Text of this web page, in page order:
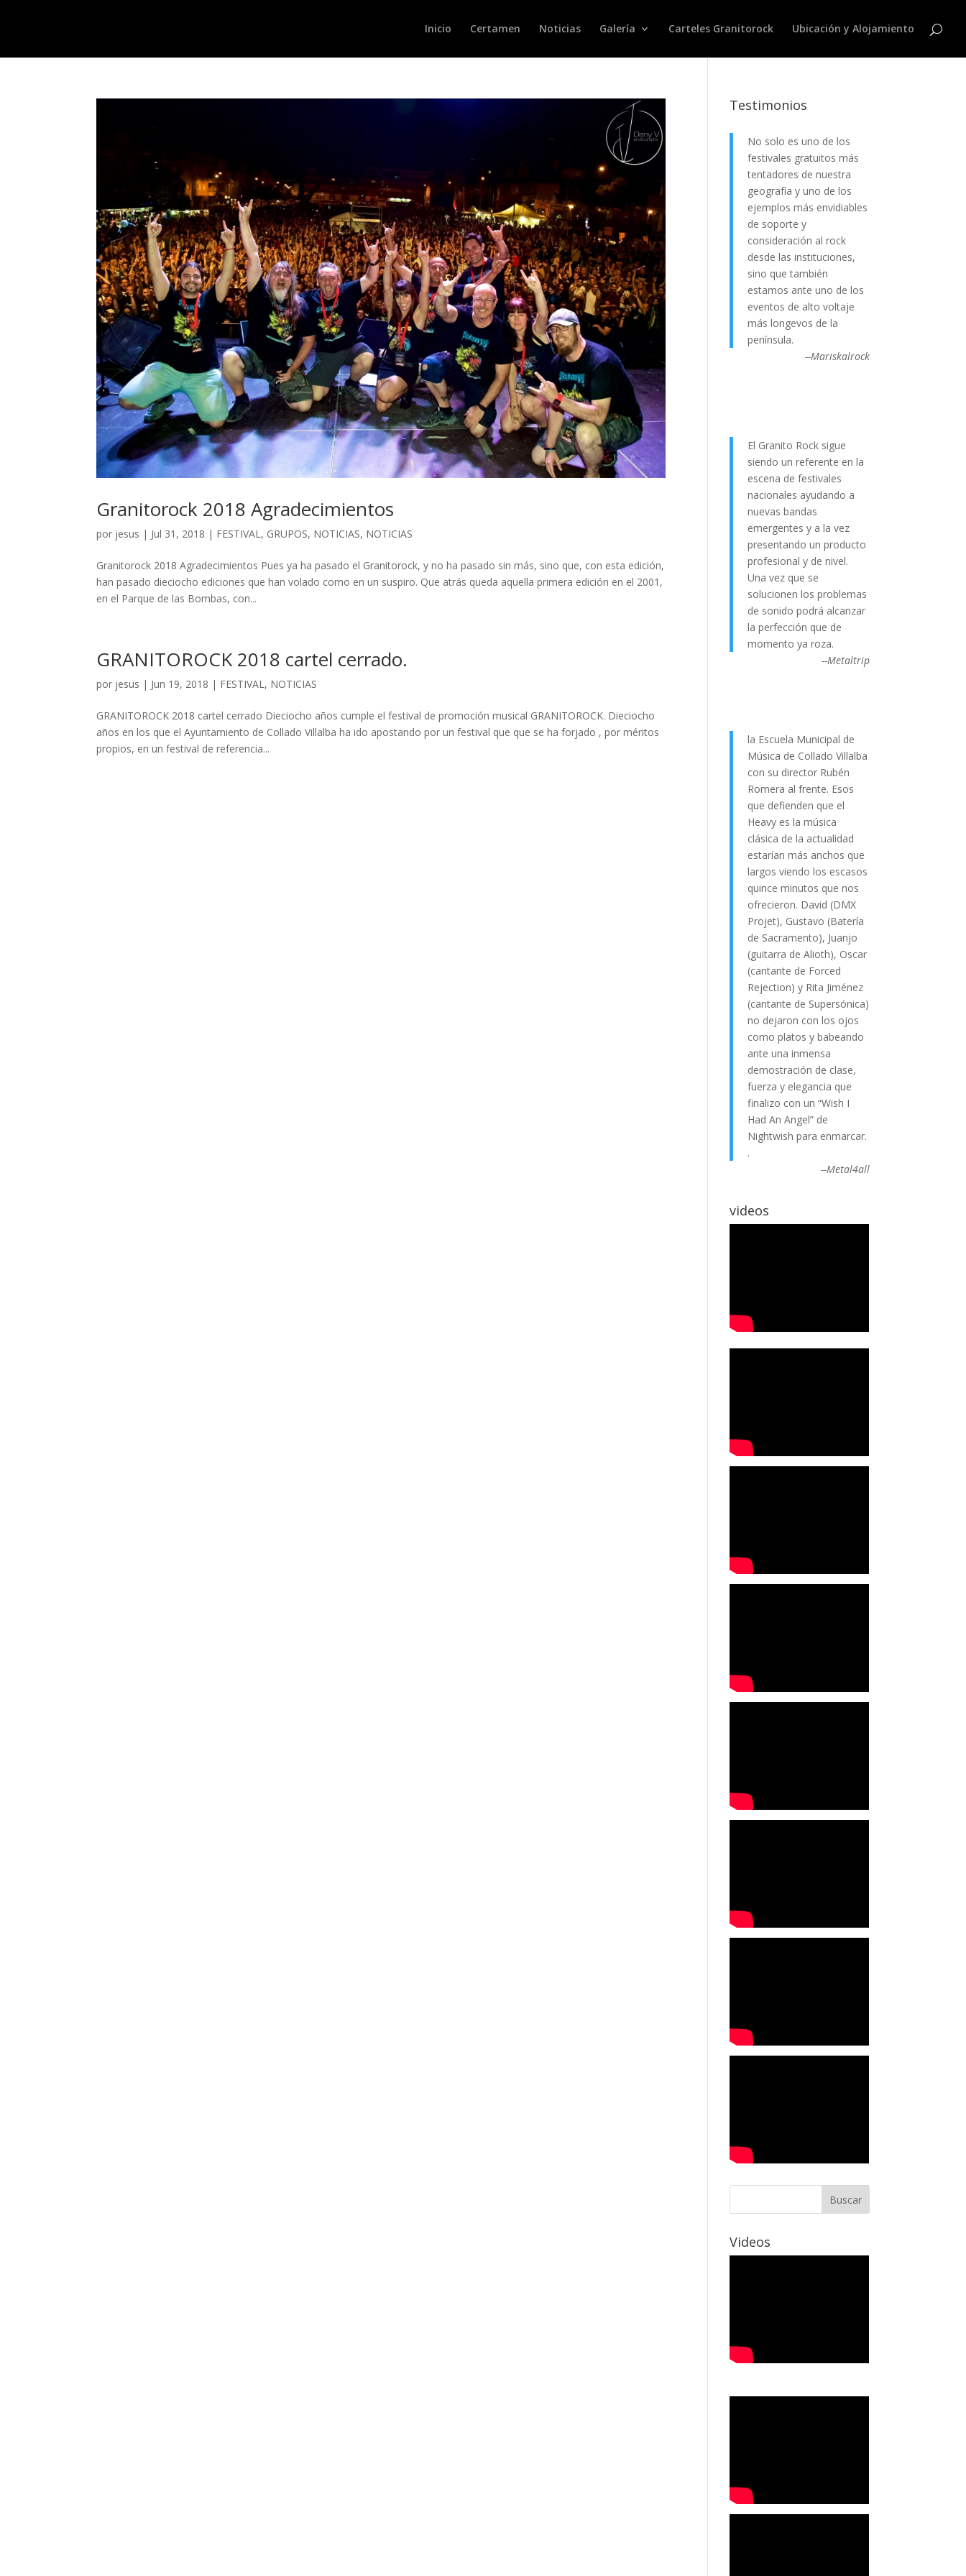
Inicio Certamen Noticias Galería Carteles Granitorock Ubicación y Alojamiento
Granitorock 2018 Agradecimientos
por jesus | Jul 31, 2018 | FESTIVAL , GRUPOS, NOTICIAS, NOTICIAS
Granitorock 2018 Agradecimientos Pues ya ha pasado el Granitorock, y no ha pasado sin más, sino que, con esta edición,
han pasado dieciocho ediciones que han volado como en un suspiro. Que atrás queda aquella primera edición en el 2001,
en el Parque de las Bombas, con...
GRANITOROCK 2018 cartel cerrado.
por jesus | Jun 19, 2018 | FESTIVAL , NOTICIAS
GRANITOROCK 2018 cartel cerrado Dieciocho años cumple el festival de promoción musical GRANITOROCK. Dieciocho
años en los que el Ayuntamiento de Collado Villalba ha ido apostando por un festival que que se ha forjado , por méritos
propios, en un festival de referencia...
Testimonios
No solo es uno de los
festivales gratuitos más
tentadores de nuestra
geografía y uno de los
ejemplos más envidiables
de soporte y
consideración al rock
desde las instituciones,
sino que también
estamos ante uno de los
eventos de alto voltaje
más longevos de la
península.
--Mariskalrock
El Granito Rock sigue
siendo un referente en la
escena de festivales
nacionales ayudando a
nuevas bandas
emergentes y a la vez
presentando un producto
profesional y de nivel.
Una vez que se
solucionen los problemas
de sonido podrá alcanzar
la perfección que de
momento ya roza.
--Metaltrip
la Escuela Municipal de
Música de Collado Villalba
con su director Rubén
Romera al frente. Esos
que defienden que el
Heavy es la música
clásica de la actualidad
estarían más anchos que
largos viendo los escasos
quince minutos que nos
ofrecieron. David (DMX
Projet), Gustavo (Batería
de Sacramento), Juanjo
(guitarra de Alioth), Oscar
(cantante de Forced
Rejection) y Rita Jiménez
(cantante de Supersónica)
no dejaron con los ojos
como platos y babeando
ante una inmensa
demostración de clase,
fuerza y elegancia que
finalizo con un “Wish I
Had An Angel” de
Nightwish para enmarcar.
.
--Metal4all
videos
Videos